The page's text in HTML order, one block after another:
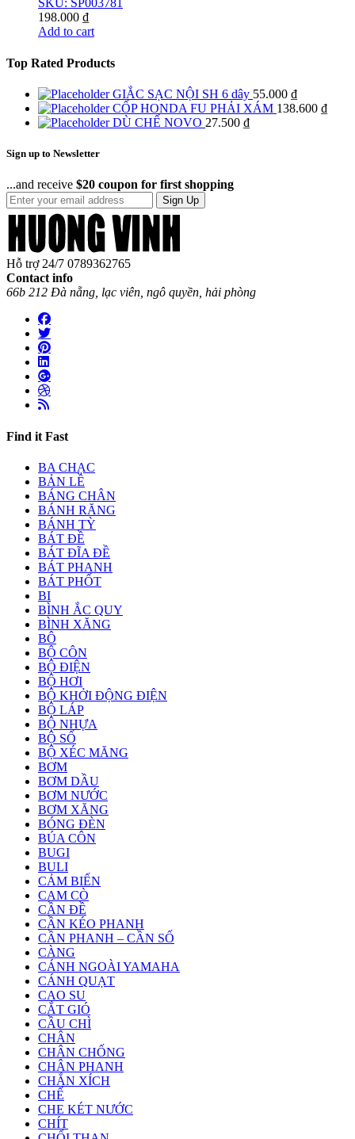
SKU: SP003781
198.000 ₫
Add to cart
Top Rated Products
GIẮC SẠC NỘI SH 6 dây 55.000 ₫
CỐP HONDA FU PHẢI XÁM 138.600 ₫
DÙ CHẾ NOVO 27.500 ₫
Sign up to Newsletter
...and receive $20 coupon for first shopping
Sign Up
Hỗ trợ 24/7 0789362765
Contact info
66b 212 Đà nẵng, lạc viên, ngô quyền, hải phòng
Find it Fast
BA CHẠC
BẢN LỀ
BÁNG CHÂN
BÁNH RĂNG
BÁNH TỲ
BÁT ĐỀ
BÁT ĐĨA ĐỀ
BÁT PHANH
BÁT PHỐT
BI
BÌNH ẮC QUY
BÌNH XĂNG
BÔ
BỘ CÔN
BỘ ĐIỆN
BỘ HƠI
BỘ KHỞI ĐỘNG ĐIỆN
BỘ LÁP
BỘ NHỰA
BỘ SỐ
BỘ XÉC MĂNG
BƠM
BƠM DẦU
BƠM NƯỚC
BƠM XĂNG
BÓNG ĐÈN
BÚA CÔN
BUGI
BULI
CẢM BIẾN
CAM CÒ
CẦN ĐỀ
CẦN KÉO PHANH
CẦN PHANH – CẦN SỐ
CÀNG
CÁNH NGOÀI YAMAHA
CÁNH QUẠT
CAO SU
CẮT GIÓ
CẦU CHÌ
CHÂN
CHÂN CHỐNG
CHÂN PHANH
CHẮN XÍCH
CHẾ
CHE KÉT NƯỚC
CHÍT